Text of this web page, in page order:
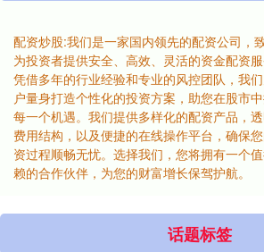
配资炒股:我们是一家国内领先的配资公司，
为投资者提供安全、高效、灵活的资金配资服
凭借多年的行业经验和专业的风控团队，我
户量身打造个性化的投资方案，助您在股市
每一个机遇。我们提供多样化的配资产品，
费用结构，以及便捷的在线操作平台，确保
资过程顺畅无忧。选择我们，您将拥有一个
赖的合作伙伴，为您的财富增长保驾护航。
话题标签